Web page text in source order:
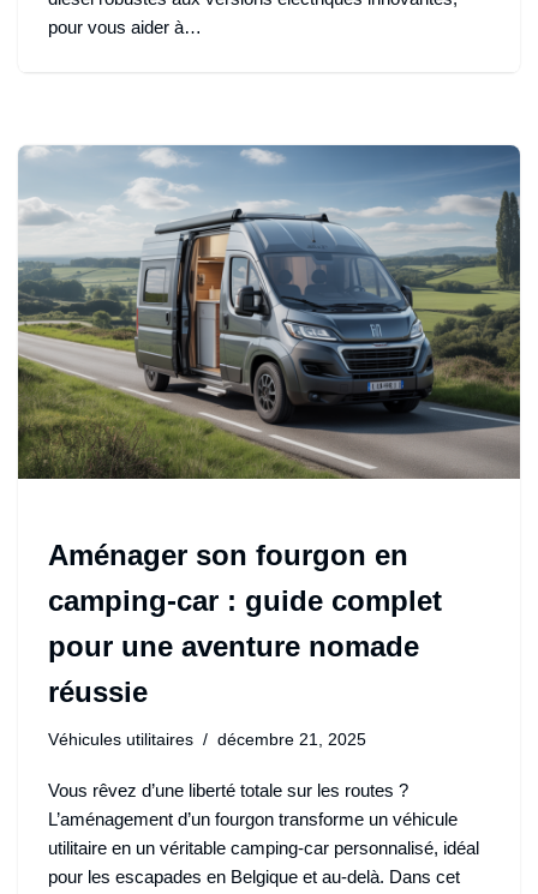
pour vous aider à…
Aménager son fourgon en
camping-car : guide complet
pour une aventure nomade
réussie
Véhicules utilitaires décembre 21, 2025
Vous rêvez d’une liberté totale sur les routes ?
L’aménagement d’un fourgon transforme un véhicule
utilitaire en un véritable camping-car personnalisé, idéal
pour les escapades en Belgique et au-delà. Dans cet